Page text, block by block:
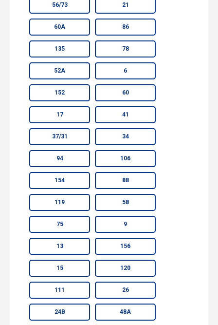
56/73 21
60А 86
135 78
52А 6
152 60
17 41
37/31 34
94 106
154 88
119 58
75 9
13 156
15 120
111 26
24В 48А